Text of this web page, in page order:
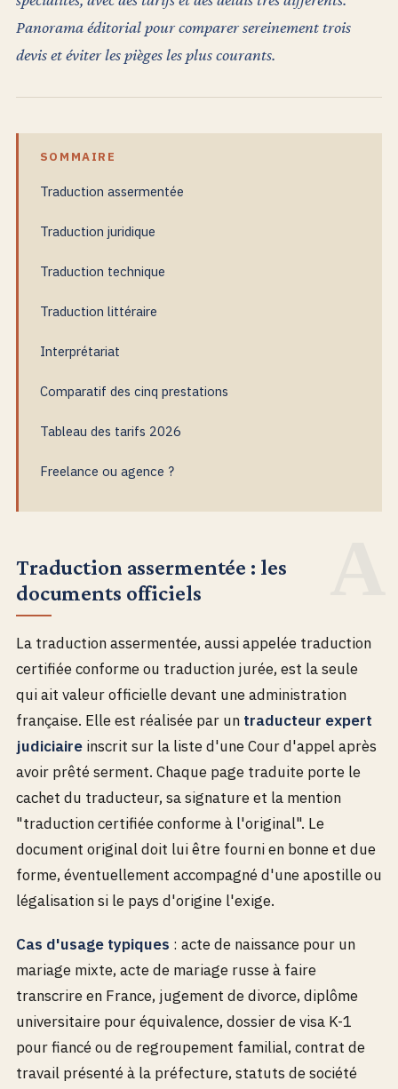
Panorama éditorial pour comparer sereinement trois
devis et éviter les pièges les plus courants.
SOMMAIRE
Traduction assermentée
Traduction juridique
Traduction technique
Traduction littéraire
Interprétariat
Comparatif des cinq prestations
Tableau des tarifs 2026
Freelance ou agence ?
Traduction assermentée : les
documents officiels
La traduction assermentée, aussi appelée traduction
certifiée conforme ou traduction jurée, est la seule
qui ait valeur officielle devant une administration
française. Elle est réalisée par un traducteur expert
judiciaireinscrit sur la liste d'une Cour d'appel après
avoir prêté serment. Chaque page traduite porte le
cachet du traducteur, sa signature et la mention
"traduction certifiée conforme à l'original". Le
document original doit lui être fourni en bonne et due
forme, éventuellement accompagné d'une apostille ou
légalisation si le pays d'origine l'exige.
Cas d'usage typiques : acte de naissance pour un
mariage mixte, acte de mariage russe à faire
transcrire en France, jugement de divorce, diplôme
universitaire pour équivalence, dossier de visa K-1
pour fiancé ou de regroupement familial, contrat de
travail présenté à la préfecture, statuts de société